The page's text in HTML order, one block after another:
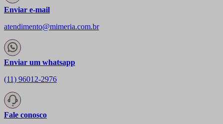
Enviar e-mail
atendimento@mimeria.com.br
Enviar um whatsapp
(11) 96012-2976
Fale conosco